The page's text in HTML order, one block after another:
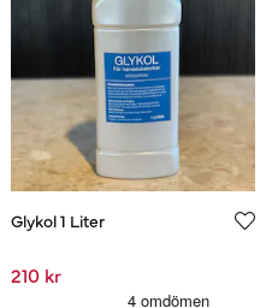
Glykol 1 Liter
210 kr